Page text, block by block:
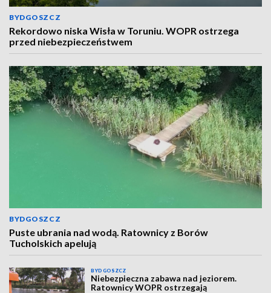
BYDGOSZCZ
Rekordowo niska Wisła w Toruniu. WOPR ostrzega
przed niebezpieczeństwem
BYDGOSZCZ
Puste ubrania nad wodą. Ratownicy z Borów
Tucholskich apelują
BYDGOSZCZ
Niebezpieczna zabawa nad jeziorem.
Ratownicy WOPR ostrzegają